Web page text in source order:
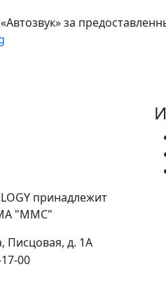
за
принадлежит
"ММС"
Писцовая, д. 1А
00